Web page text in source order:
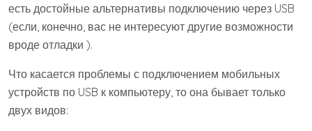
есть достойные альтернативы подключению через USB
(если, конечно, вас не интересуют другие возможности
вроде отладки ).
Что касается проблемы с подключением мобильных
устройств по USB к компьютеру, то она бывает только
двух видов: